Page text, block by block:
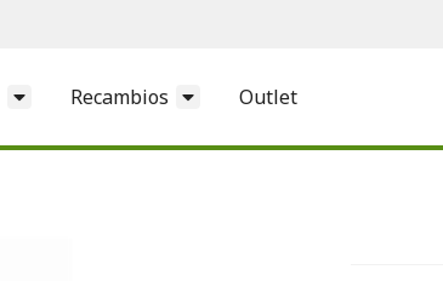
Recambios Outlet